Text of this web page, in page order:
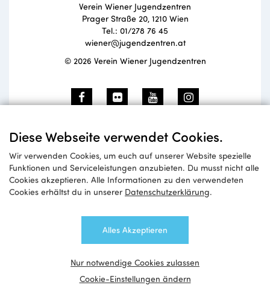
Diese Webseite verwendet Cookies.
Wir verwenden Cookies, um euch auf unserer Website spezielle
Funktionen und Serviceleistungen anzubieten. Du musst nicht alle
Cookies akzeptieren. Alle Informationen zu den verwendeten
Cookies erhältst du in unserer Datenschutzerklärung.
Alles Akzeptieren
Nur notwendige Cookies zulassen
Cookie-Einstellungen ändern
Verein Wiener Jugendzentren
Prager Straße 20, 1210 Wien
Tel.: 01/278 76 45
wiener@jugendzentren.at
© 2026 Verein Wiener Jugendzentren
Newsletteranmeldung
Anmelden